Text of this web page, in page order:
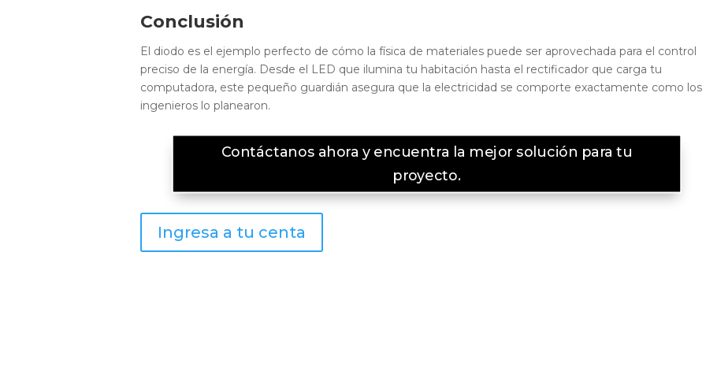
Conclusión
El diodo es el ejemplo perfecto de cómo la física de materiales puede ser aprovechada para el control
preciso de la energía. Desde el LED que ilumina tu habitación hasta el rectificador que carga tu
computadora, este pequeño guardián asegura que la electricidad se comporte exactamente como los
ingenieros lo planearon.
Contáctanos ahora y encuentra la mejor solución para tu
proyecto.
Ingresa a tu centa